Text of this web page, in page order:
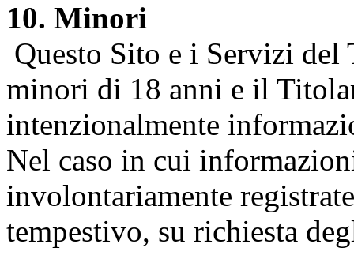
10. Minori
Questo Sito e i Servizi del
minori di 18 anni e il
intenzionalmente
Nel caso in cui
involontariamente
tempestivo, su richiesta